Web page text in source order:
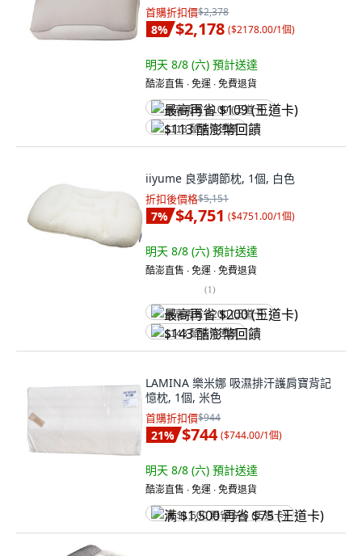
首購折扣價$2,378
8% $2,178 ($2178.00/1個)
明天 8/8 (六) 預計送達
酷澎直售 ∙ 免運 ∙ 免費退貨
最高再省 $109 (王道卡)
$113 酷澎幣回饋
iiyume 良夢調節枕, 1個, 白色
折扣後價格$5,151
7% $4,751 ($4751.00/1個)
明天 8/8 (六) 預計送達
酷澎直售 ∙ 免運 ∙ 免費退貨
(1)
最高再省 $200 (王道卡)
$143 酷澎幣回饋
LAMINA 樂米娜 吸濕排汗護肩寶背記
憶枕, 1個, 米色
首購折扣價$944
21% $744 ($744.00/1個)
明天 8/8 (六) 預計送達
酷澎直售 ∙ 免運 ∙ 免費退貨
满 $1,500 再省 $75 (王道卡)